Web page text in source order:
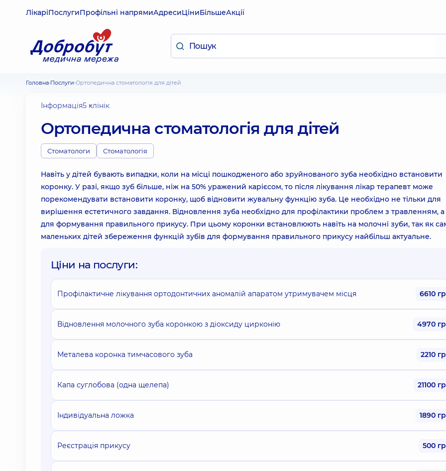
ЛікаріПослугиПрофільні напрямиАдресиЦіниБільшеАкції
Головна Послуги Ортопедична стоматологія для дітей
Інформація5 клінік
Ортопедична стоматологія для дітей
Стоматологи Стоматологія
Навіть у дітей бувають випадки, коли на місці пошкодженого або зруйнованого зуба необхідно встановити
коронку. У разі, якщо зуб більше, ніж на 50% уражений карієсом, то після лікування лікар терапевт може
порекомендувати встановити коронку, щоб відновити жувальну функцію зуба. Це необхідно не тільки для
вирішення естетичного завдання. Відновлення зуба необхідно для профілактики проблем з травленням,
для формування правильного прикусу. При цьому коронки встановлюють навіть на молочні зуби, так як
маленьких дітей збереження функцій зубів для формування правильного прикусу найбільш актуальне.
Ціни на послуги:
Профілактичне лікування ортодонтичних аномалій апаратом утримувачем місця 6610
Відновлення молочного зуба коронкою з діоксиду цирконію 4970
Металева коронка тимчасового зуба 2210
Капа суглобова (одна щелепа) 21100
Індивідуальна ложка 1890
Реєстрація прикусу 500